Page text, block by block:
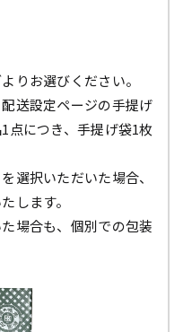
りお選びください。
送設定ページの手提げ
点につき、手提げ袋1枚
選択いただいた場合、
します。
場合も、個別での包装